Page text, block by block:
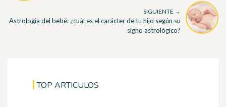
SIGUIENTE →
Astrología del bebé: ¿cuál es el carácter de tu hijo según su
signo astrológico?
TOP ARTICULOS